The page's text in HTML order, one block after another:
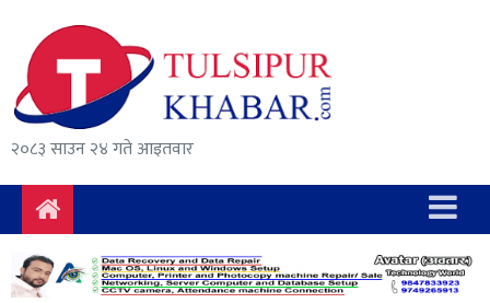
२०८३ साउन २४ गते आइतवार
समाचार
राजनीति
सुरक्षा/
अपराध
दुर्घटना
विचार